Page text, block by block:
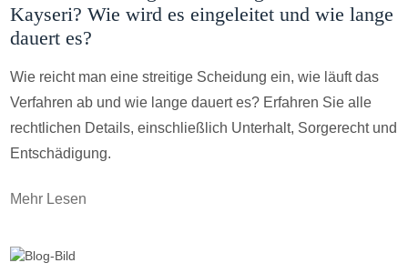
Kayseri? Wie wird es eingeleitet und wie lange
dauert es?
Wie reicht man eine streitige Scheidung ein, wie läuft das
Verfahren ab und wie lange dauert es? Erfahren Sie alle
rechtlichen Details, einschließlich Unterhalt, Sorgerecht und
Entschädigung.
Mehr Lesen